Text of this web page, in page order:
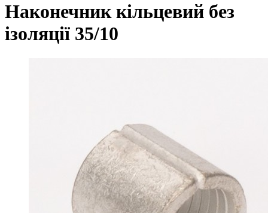
Наконечник кільцевий без
ізоляції 35/10